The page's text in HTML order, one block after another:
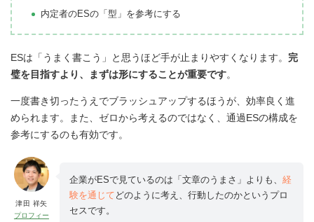
内定者のESの「型」を参考にする
ESは「うまく書こう」と思うほど手が止まりやすくなります。 完
璧を目指すより、まずは形にすることが重要です。
一度書き切ったうえでブラッシュアップするほうが、効率良く進
められます。また、ゼロから考えるのではなく、通過ESの構成を
参考にするのも有効です。
津田 祥矢
プロフィー
企業がESで見ているのは「文章のうまさ」よりも、 経
験を通じて どのように考え、行動したのかというプロ
セスです。